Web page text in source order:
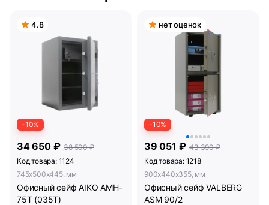
4.8
-10%
34 650 ₽ 38 500 ₽
Код товара: 1124
745x500x445, мм
Офисный сейф AIKO AMH-
75T (035T)
нет оценок
-10%
39 051 ₽ 43 390 ₽
Код товара: 1218
900x440x355, мм
Офисный сейф VALBERG
ASM 90/2